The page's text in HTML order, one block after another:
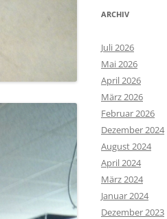
ARCHIV
Juli 2026
Mai 2026
April 2026
März 2026
Februar 2026
Dezember 2024
August 2024
April 2024
März 2024
Januar 2024
Dezember 2023